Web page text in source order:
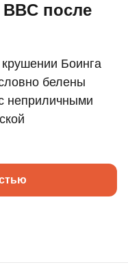
после
Боинга
белены
неприличными